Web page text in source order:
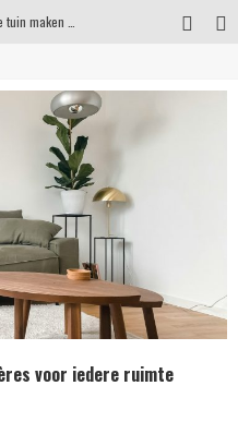
Waar je op moet letten voordat je een woning koopt
Waarom persoonlijk matrasadvies het verschil maakt
voor iedere ruimte